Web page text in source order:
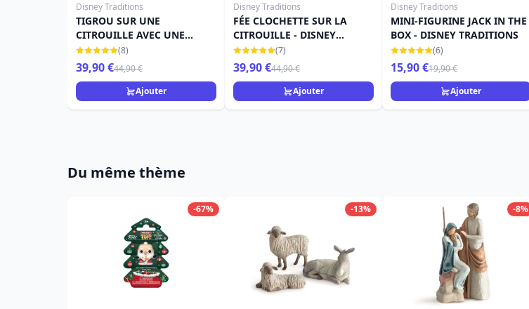
Disney Traditions
TIGROU SUR UNE
CITROUILLE AVEC UNE
CHAUVE-SOURIS - DISNEY
TRADITIONS
(8)
39,90 €44,90 €
Ajouter
Disney Traditions
FÉE CLOCHETTE SUR LA
CITROUILLE - DISNEY
TRADITIONS
(7)
39,90 €44,90 €
Ajouter
Disney Traditions
MINI-FIGURINE JACK IN THE
BOX - DISNEY TRADITIONS
(6)
15,90 €19,90 €
Ajouter
Du même thème
-67% -13% -8%